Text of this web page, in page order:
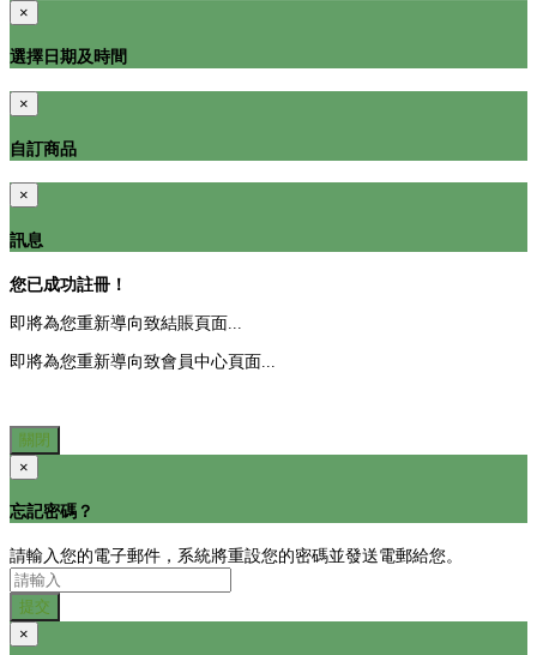
×
選擇日期及時間
×
自訂商品
×
訊息
您已成功註冊！
即將為您重新導向致結賬頁面...
即將為您重新導向致會員中心頁面...
關閉
×
忘記密碼？
請輸入您的電子郵件，系統將重設您的密碼並發送電郵給您。
提交
×